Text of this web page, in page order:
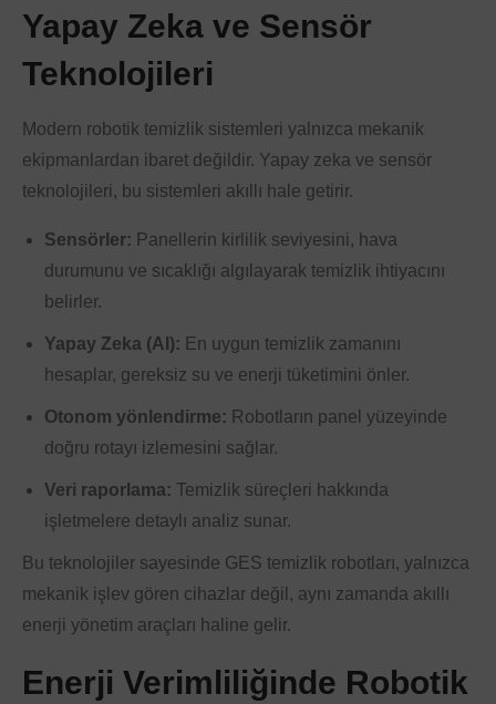
Yapay Zeka ve Sensör
Teknolojileri
Modern robotik temizlik sistemleri yalnızca mekanik
ekipmanlardan ibaret değildir. Yapay zeka ve sensör
teknolojileri, bu sistemleri akıllı hale getirir.
Sensörler: Panellerin kirlilik seviyesini, hava
durumunu ve sıcaklığı algılayarak temizlik ihtiyacını
belirler.
Yapay Zeka (AI): En uygun temizlik zamanını
hesaplar, gereksiz su ve enerji tüketimini önler.
Otonom yönlendirme: Robotların panel yüzeyinde
doğru rotayı izlemesini sağlar.
Veri raporlama: Temizlik süreçleri hakkında
işletmelere detaylı analiz sunar.
Bu teknolojiler sayesinde GES temizlik robotları, yalnızca
mekanik işlev gören cihazlar değil, aynı zamanda akıllı
enerji yönetim araçları haline gelir.
Enerji Verimliliğinde Robotik